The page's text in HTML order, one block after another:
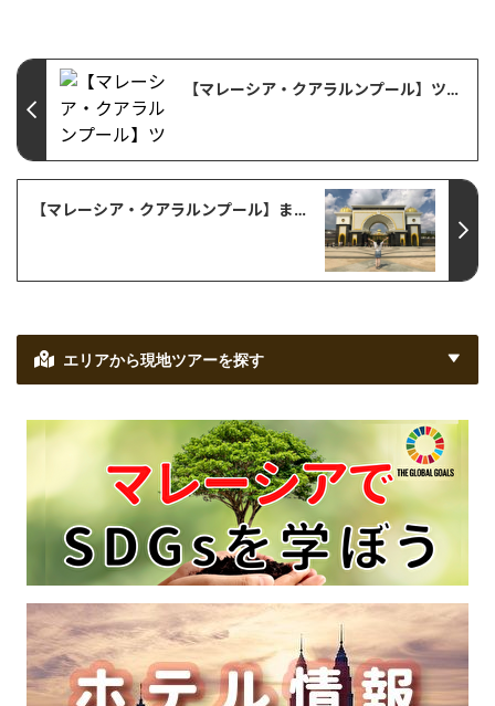
【マレーシア・クアラルンプール】ツアー参加体験記・マングローブで輝く！クアラセランゴール蛍鑑賞＜夕方発観光＞
【マレーシア・クアラルンプール】まるごとクアラルンプールツアー に参加してみた！
エリアから現地ツアーを探す